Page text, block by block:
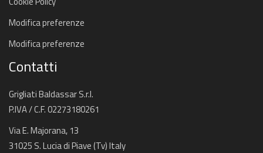
Modifica preferenze
Modifica preferenze
Contatti
Grigliati Baldassar S.r.l.
P.IVA / C.F. 02273180261
Via E. Majorana, 13
31025 S. Lucia di Piave (Tv) Italy